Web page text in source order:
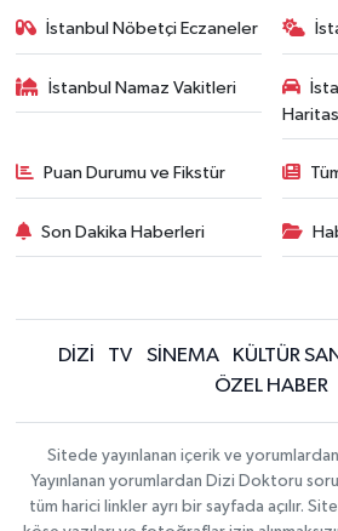
İstanbul Nöbetçi Eczaneler
İstanbul Namaz Vakitleri
Puan Durumu ve Fikstür
Son Dakika Haberleri
DİZİ TV SİNEMA KÜLTÜR
ÖZEL HABER
Sitede yayınlanan içerik ve
Yayınlanan yorumlardan Dizi Doktoru
tüm harici linkler ayrı bir sayfada açılır.